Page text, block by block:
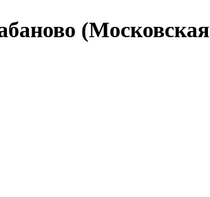
(Московская